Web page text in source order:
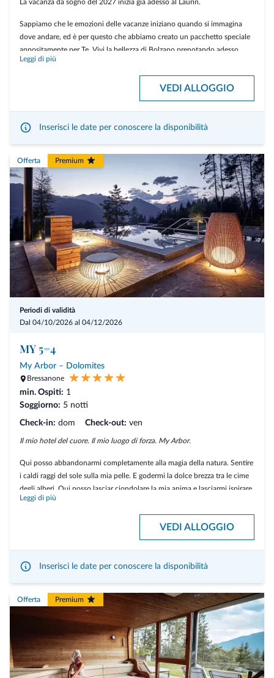
La vacanza da sogno del 2027 inizia già adesso al Laurin.
Sappiamo che le emozioni delle vacanze iniziano quando si immagina
dove andare, ed è per questo che abbiamo creato un pacchetto speciale
appositamente per Te. Vivi la bellezza di Bolzano prenotando adesso,
lasciando al 2027 solo la preparazione dei bagagli. Effettuando una
prenotazione anticipata, potrai usufruire di un prezzo eccezionalmente
vantaggioso per il Tuo prossimo viaggio da sogno.
giorni festivi e del periodo dei mercatini. La cancellazione è gratuita fino a
applicata una penale del 50% e da 30 giorni prima dell’arrivo la penale
ammonta all’intero prezzo del soggiorno. Prenotabile entro il 30
dicembre 2026.
Leggi di più
VEDI ALLOGGIO
Inserisci le date per conoscere la disponibilità
Offerta Premium
Periodi di validità
Dal 04/10/2026 al 04/12/2026
MY 5=4
My Arbor – Dolomites
Bressanone
min. Ospiti: 1
Soggiorno: 5 notti
Check-in: dom Check-out: ven
Il mio hotel del cuore. Il mio luogo di forza. My Arbor.
Qui posso abbandonarmi completamente alla magia della natura. Sentire
i caldi raggi del sole sulla mia pelle. E godermi la dolce brezza tra le cime
degli alberi. Qui posso lasciar ciondolare la mia anima e lasciarmi ispirare
dall'energia positiva del bosco. Non vedo l'ora di assaggiare deliziose
specialità culinarie e di farmi coccolare.
Leggi di più
VEDI ALLOGGIO
Inserisci le date per conoscere la disponibilità
Offerta Premium